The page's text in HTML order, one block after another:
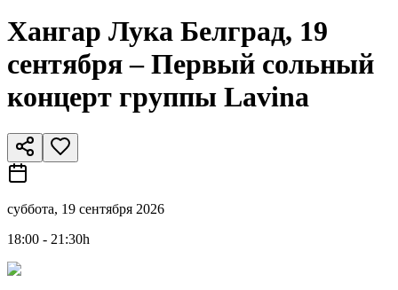
Хангар Лука Белград, 19
сентября – Первый сольный
концерт группы Lavina
суббота, 19 сентября 2026
18:00 - 21:30h